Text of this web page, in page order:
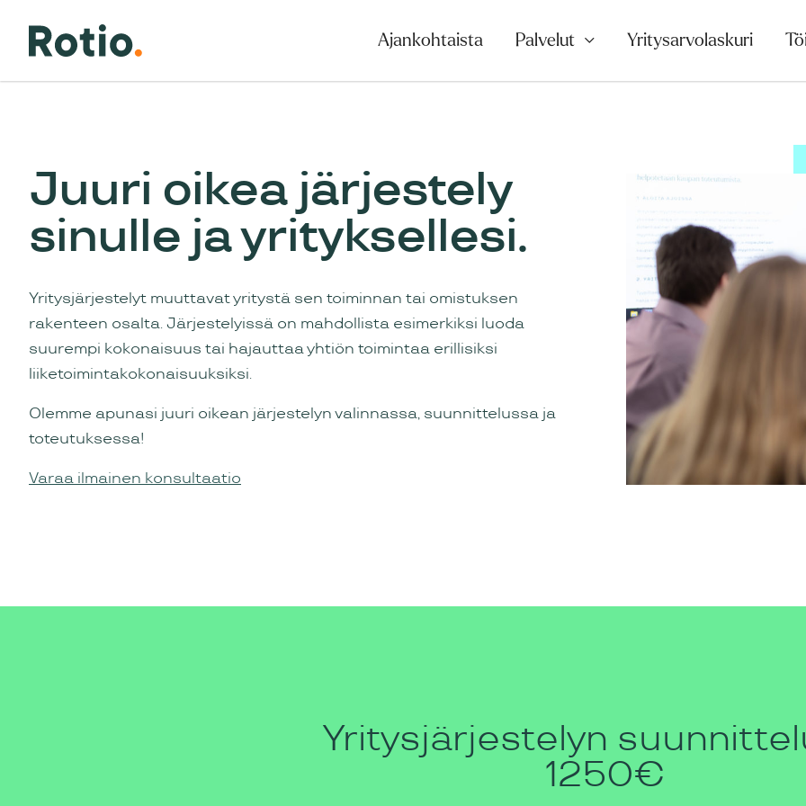
Ajankohtaista Palvelut Yritysarvolaskuri
Juuri oikea järjestely
sinulle ja yrityksellesi.
Yritysjärjestelyt muuttavat yritystä sen toiminnan tai omistuksen
rakenteen osalta. Järjestelyissä on mahdollista esimerkiksi luoda
suurempi kokonaisuus tai hajauttaa yhtiön toimintaa erillisiksi
liiketoimintakokonaisuuksiksi.
Olemme apunasi juuri oikean järjestelyn valinnassa, suunnittelussa ja
toteutuksessa!
Varaa ilmainen konsultaatio
Yritysjärjestelyn
1250€